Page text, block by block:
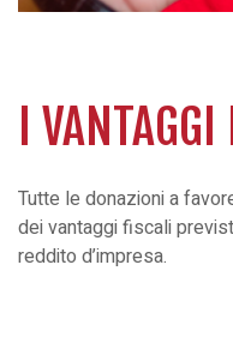
I
Tutte le donazioni a
dei vantaggi fiscali
reddito d’impresa.